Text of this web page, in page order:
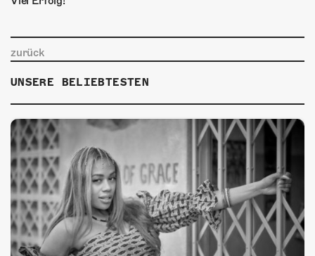
zurück
UNSERE BELIEBTESTEN